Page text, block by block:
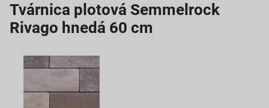
Tvárnica plotová Semmelrock
Rivago hnedá 60 cm